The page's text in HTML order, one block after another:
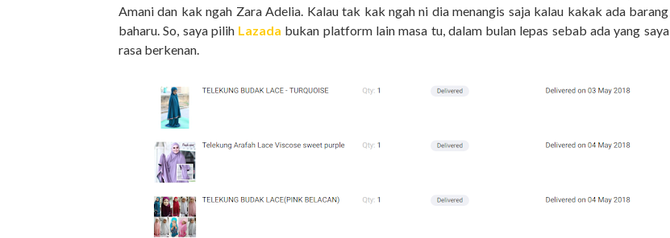
Amani dan kak ngah Zara Adelia. Kalau tak kak ngah ni dia menangis saja kalau kakak ada barang
baharu. So, saya pilih Lazada bukan platform lain masa tu, dalam bulan lepas sebab ada yang saya
rasa berkenan.